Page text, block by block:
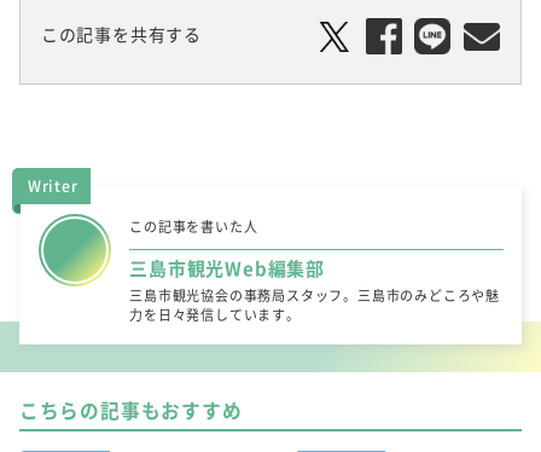
この記事を共有する
Writer
この記事を書いた人
三島市観光Web編集部
三島市観光協会の事務局スタッフ。三島市のみどころや魅
力を日々発信しています。
こちらの記事もおすすめ